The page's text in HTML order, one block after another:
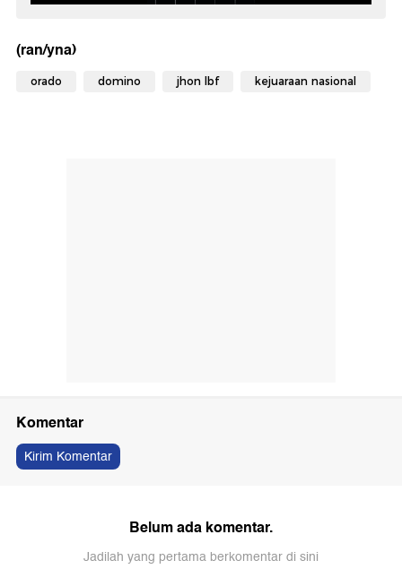
(ran/yna)
orado domino jhon lbf kejuaraan nasional
Komentar
Kirim Komentar
Belum ada komentar.
Jadilah yang pertama berkomentar di sini